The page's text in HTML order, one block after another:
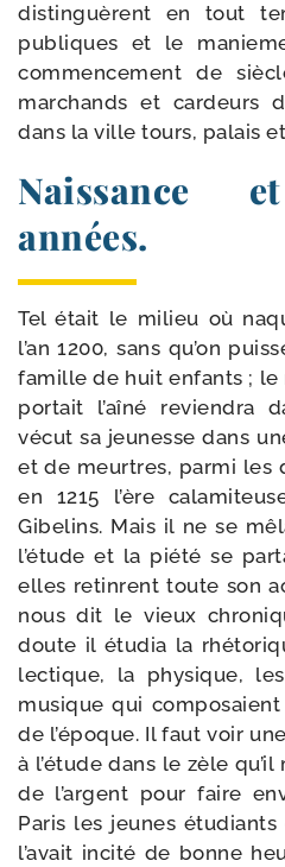
dis­tin­guèrent en tout
publiques et le
com­men­ce­ment de
mar­chands et car­deurs
dans la ville tours, palais
Naissance
années.
Tel était le milieu où
l’an 1200, sans qu’on
famille de huit enfants ;
por­tait l’aîné revien­dra
vécut sa jeu­nesse dans
et de meurtres, par­mi les
en 1215 l’ère
Gibelins. Mais il ne se
l’étude et la pié­té se
elles retinrent toute son
nous dit le vieux
doute il étu­dia la
lec­tique, la phy­sique,
musique qui
de l’époque. Il faut voir
à l’étude dans le zèle
de l’argent pour faire
Paris les jeunes
l’avait inci­té de bonne